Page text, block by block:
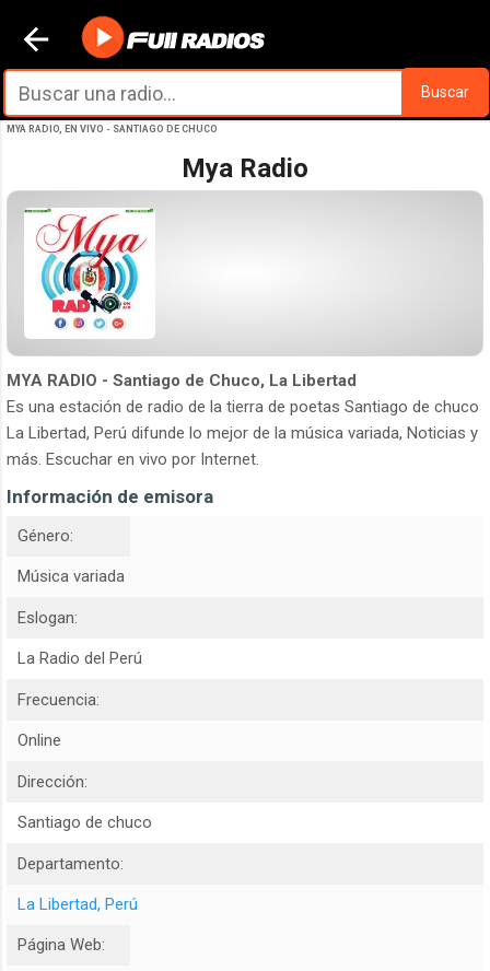
Ir al contenido principal
Buscar
MYA RADIO, EN VIVO - SANTIAGO DE CHUCO
Mya Radio
MYA RADIO - Santiago de Chuco, La Libertad
Es una estación de radio de la tierra de poetas Santiago de chuco
La Libertad, Perú difunde lo mejor de la música variada, Noticias y
más. Escuchar en vivo por Internet.
Información de emisora
Género:
Música variada
Eslogan:
La Radio del Perú
Frecuencia:
Online
Dirección:
Santiago de chuco
Departamento:
La Libertad, Perú
Página Web: